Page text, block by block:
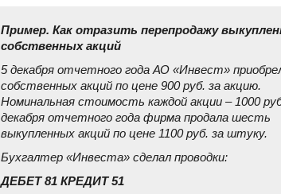
Пример. Как отразить перепродажу
собственных акций
5 декабря отчетного года АО «Инвест»
собственных акций по цене 900 руб. за акцию.
Номинальная стоимость каждой акции – 1000
декабря отчетного года фирма продала шесть
выкупленных акций по цене 1100 руб. за штуку.
Бухгалтер «Инвеста» сделал проводки:
ДЕБЕТ 81 КРЕДИТ 51